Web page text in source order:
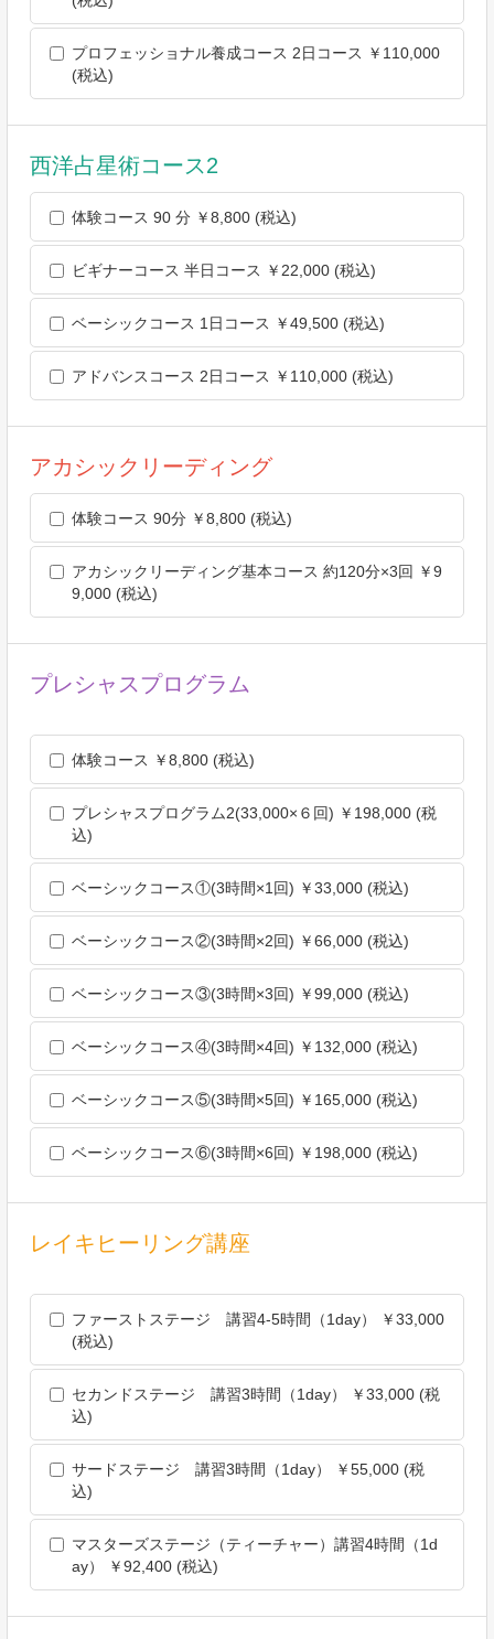
除きます。
人の生命，身体または財産の保護のために必要がある場合であ
って，本人の同意を得ることが困難であるとき
公衆衛生の向上または児童の健全な育成の推進のために特に必
要がある場合であって，本人の同意を得ることが困難であると
国の機関もしくは地方公共団体またはその委託を受けた者が法
令の定める事務を遂行することに対して協力する必要がある場
合であって，本人の同意を得ることにより当該事務の遂行に支
障を及ぼすおそれがあるとき
予め次の事項を告知あるいは公表し，かつ当社が個人情報保護
委員会に届出をしたとき
利用目的に第三者への提供を含むこと
本人の求めに応じて個人情報の第三者への提供を停止すること
供先は第三者に該当しないものとします。
いの全部または一部を委託する場合
合併その他の事由による事業の承継に伴って個人情報が提供さ
個人情報を特定の者との間で共同して利用する場合であって，
その旨並びに共同して利用される個人情報の項目，共同して利
かじめ本人に通知し，または本人が容易に知り得る状態に置い
当社は，本人から個人情報の開示を求められたときは，本人に
しないこともあり，開示しない決定をした場合には，その旨を
遅滞なく通知します。なお，個人情報の開示に際しては，1件
本人または第三者の生命，身体，財産その他の権利利益を害す
るおそれがある場合
当社の業務の適正な実施に著しい支障を及ぼすおそれがある場
合
その他法令に違反することとなる場合
前項の定めにかかわらず，履歴情報および特性情報などの個人
情報以外の情報については，原則として開示いたしません。
第7条（個人情報の訂正および削除）
ユーザーは，当社の保有する自己の個人情報が誤った情報であ
を請求することができます。
等を行うものとします。
に通知します。
第8条（個人情報の利用停止等）
当社は，本人から，個人情報が，利用目的の範囲を超えて取り
扱われているという理由，または不正の手段により取得された
ものであるという理由により，その利用の停止または消去（以
下，「利用停止等」といいます。）を求められた場合には，遅
前項の調査結果に基づき，その請求に応じる必要があると判断
した場合には，遅滞なく，当該個人情報の利用停止等を行いま
す。
当社は，前項の規定に基づき利用停止等を行った場合，または
利用停止等を行わない旨の決定をしたときは，遅滞なく，これ
プロフェッショナル養成コース 2日コース ￥110,000
(税込)
西洋占星術コース2
体験コース 90 分 ￥8,800 (税込)
ビギナーコース 半日コース ￥22,000 (税込)
ベーシックコース 1日コース ￥49,500 (税込)
アドバンスコース 2日コース ￥110,000 (税込)
アカシックリーディング
体験コース 90分 ￥8,800 (税込)
アカシックリーディング基本コース 約120分×3回 ￥9
9,000 (税込)
プレシャスプログラム
体験コース ￥8,800 (税込)
プレシャスプログラム2(33,000×６回) ￥198,000 (税
込)
ベーシックコース①(3時間×1回) ￥33,000 (税込)
ベーシックコース②(3時間×2回) ￥66,000 (税込)
ベーシックコース③(3時間×3回) ￥99,000 (税込)
ベーシックコース④(3時間×4回) ￥132,000 (税込)
ベーシックコース⑤(3時間×5回) ￥165,000 (税込)
ベーシックコース⑥(3時間×6回) ￥198,000 (税込)
レイキヒーリング講座
ファーストステージ 講習4-5時間（1day） ￥33,000
(税込)
セカンドステージ 講習3時間（1day） ￥33,000 (税
込)
サードステージ 講習3時間（1day） ￥55,000 (税
込)
マスターズステージ（ティーチャー）講習4時間（1d
ay） ￥92,400 (税込)